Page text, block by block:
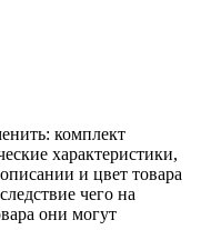
комплект
характеристики,
и цвет товара
чего на
они могут